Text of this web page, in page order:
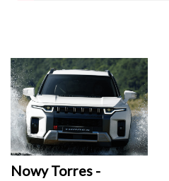
Nowy Torres -